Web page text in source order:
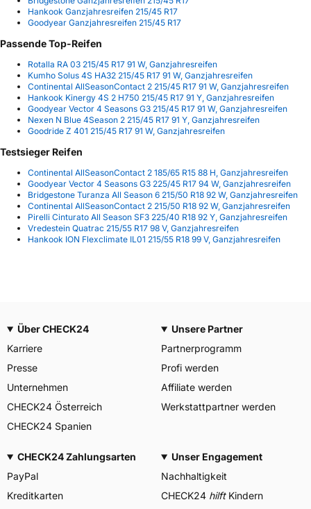
Hankook Ganzjahresreifen 215/45 R17
Goodyear Ganzjahresreifen 215/45 R17
Passende Top-Reifen
Rotalla RA 03 215/45 R17 91 W, Ganzjahresreifen
Kumho Solus 4S HA32 215/45 R17 91 W, Ganzjahresreifen
Continental AllSeasonContact 2 215/45 R17 91 W, Ganzjahresreifen
Hankook Kinergy 4S 2 H750 215/45 R17 91 Y, Ganzjahresreifen
Goodyear Vector 4 Seasons G3 215/45 R17 91 W, Ganzjahresreifen
Nexen N Blue 4Season 2 215/45 R17 91 Y, Ganzjahresreifen
Goodride Z 401 215/45 R17 91 W, Ganzjahresreifen
Testsieger Reifen
Continental AllSeasonContact 2 185/65 R15 88 H, Ganzjahresreifen
Goodyear Vector 4 Seasons G3 225/45 R17 94 W, Ganzjahresreifen
Bridgestone Turanza All Season 6 215/50 R18 92 W, Ganzjahresreifen
Continental AllSeasonContact 2 215/50 R18 92 W, Ganzjahresreifen
Pirelli Cinturato All Season SF3 225/40 R18 92 Y, Ganzjahresreifen
Vredestein Quatrac 215/55 R17 98 V, Ganzjahresreifen
Hankook ION Flexclimate IL01 215/55 R18 99 V, Ganzjahresreifen
Über CHECK24
Karriere
Presse
Unternehmen
CHECK24 Österreich
CHECK24 Spanien
Unsere Partner
Partnerprogramm
Profi werden
Affiliate werden
Werkstattpartner werden
CHECK24 Zahlungsarten
PayPal
Kreditkarten
Unser Engagement
Nachhaltigkeit
CHECK24 hilftKindern